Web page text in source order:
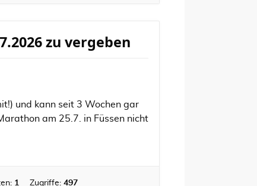
zu vergeben
und kann seit 3 Wochen gar
am 25.7. in Füssen nicht
1 Zugriffe: 497